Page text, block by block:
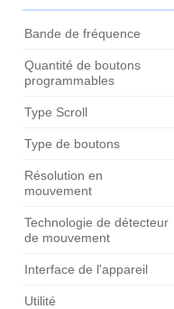
Souris
Bande de fréquence
Quantité de boutons
programmables
Type Scroll
Type de boutons
Résolution en
mouvement
Technologie de détecteur
de mouvement
Interface de l'appareil
Utilité